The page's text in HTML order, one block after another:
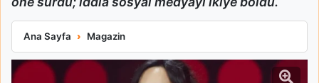
Ana Sayfa Magazin
Ebru Gündeş Estetik İddiası Sosyal Medyayı İkiye Böldü